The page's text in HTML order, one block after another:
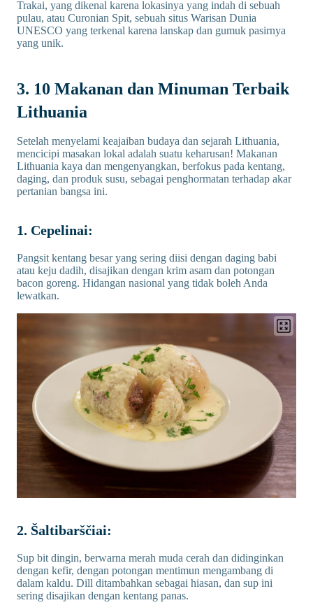
Trakai, yang dikenal karena lokasinya yang indah di sebuah
pulau, atau Curonian Spit, sebuah situs Warisan Dunia
UNESCO yang terkenal karena lanskap dan gumuk pasirnya
yang unik.
3. 10 Makanan dan Minuman Terbaik
Lithuania
Setelah menyelami keajaiban budaya dan sejarah Lithuania,
mencicipi masakan lokal adalah suatu keharusan! Makanan
Lithuania kaya dan mengenyangkan, berfokus pada kentang,
daging, dan produk susu, sebagai penghormatan terhadap akar
pertanian bangsa ini.
1. Cepelinai:
Pangsit kentang besar yang sering diisi dengan daging babi
atau keju dadih, disajikan dengan krim asam dan potongan
bacon goreng. Hidangan nasional yang tidak boleh Anda
lewatkan.
2. Šaltibarščiai:
Sup bit dingin, berwarna merah muda cerah dan didinginkan
dengan kefir, dengan potongan mentimun mengambang di
dalam kaldu. Dill ditambahkan sebagai hiasan, dan sup ini
sering disajikan dengan kentang panas.